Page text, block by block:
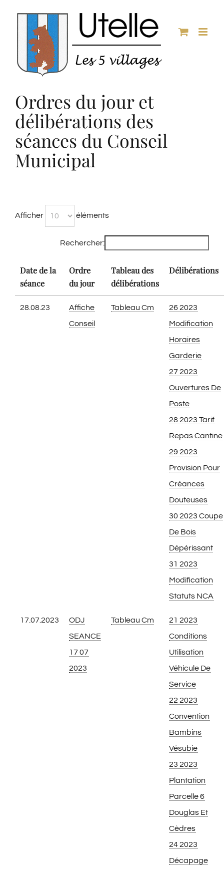
contenu
Ordres du jour et
délibérations des
séances du Conseil
Municipal
Afficher éléments
Rechercher:
Date de la
séance
Ordre
du jour
Tableau des
délibérations
Délibérations
28.08.23
Affiche
Conseil
Tableau Cm
26 2023
Modification
Horaires
Garderie
27 2023
Ouvertures De
Poste
28 2023 Tarif
Repas Cantine
29 2023
Provision Pour
Créances
Douteuses
30 2023 Coupe
De Bois
Dépérissant
31 2023
Modification
Statuts NCA
17.07.2023
ODJ
SEANCE
17 07
2023
Tableau Cm
21 2023
Conditions
Utilisation
Véhicule De
Service
22 2023
Convention
Bambins
Vésubie
23 2023
Plantation
Parcelle 6
Douglas Et
Cèdres
24 2023
Décapage